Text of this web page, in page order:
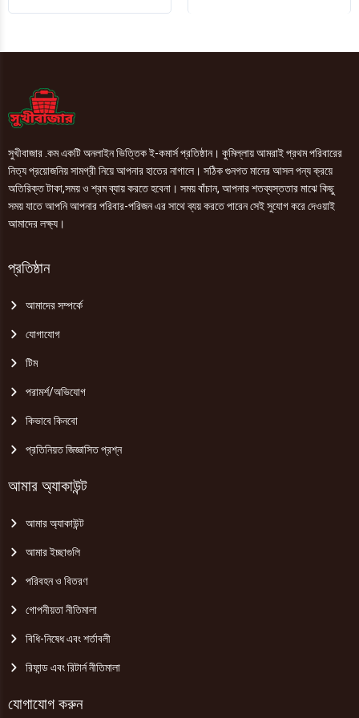
এক্সপার্ট
(Professional)
1pic
সুখীবাজার .কম একটি অনলাইন ভিত্তিক ই-কমার্স প্রতিষ্ঠান। কুমিল্লায় আমরাই প্রথম পরিবারের
নিত্য প্রয়োজনিয় সামগ্রী নিয়ে আপনার হাতের নাগালে। সঠিক গুনগত মানের আসল পন্য ক্রয়ে
অতিরিক্ত টাকা,সময় ও শ্রম ব্যায় করতে হবেনা। সময় বাঁচান, আপনার শতব্যস্ততার মাঝে কিছু
সময় যাতে আপনি আপনার পরিবার-পরিজন এর সাথে ব্যয় করতে পারেন সেই সুযোগ করে দেওয়াই
আমাদের লক্ষ্য।
প্রতিষ্ঠান
আমাদের সম্পর্কে
যোগাযোগ
টিম
পরামর্শ/অভিযোগ
কিভাবে কিনবো
প্রতিনিয়ত জিজ্ঞাসিত প্রশ্ন
আমার অ্যাকাউন্ট
আমার অ্যাকাউন্ট
আমার ইচ্ছাগুলি
পরিবহন ও বিতরণ
গোপনীয়তা নীতিমালা
বিধি-নিষেধ এবং শর্তাবলী
রিফান্ড এবং রিটার্ন নীতিমালা
যোগাযোগ করুন